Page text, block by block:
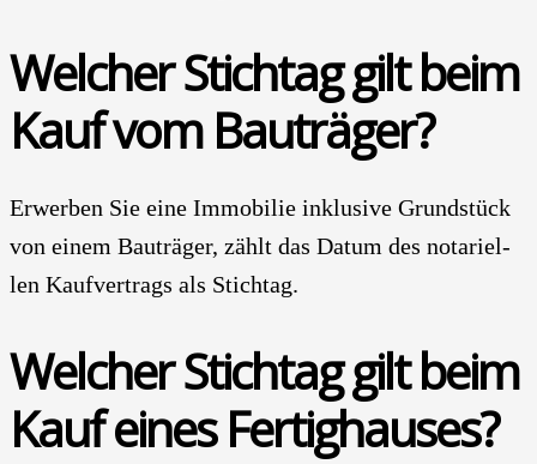
Wel­cher Stich­tag gilt beim
Kauf vom Bau­trä­ger?
Erwer­ben Sie eine Immo­bi­lie inklu­si­ve Grund­stück
von einem Bau­trä­ger, zählt das Datum des nota­ri­el­
len Kauf­vertrags als Stich­tag.
Wel­cher Stich­tag giltbeim
Kauf eines Fer­tig­hau­ses?